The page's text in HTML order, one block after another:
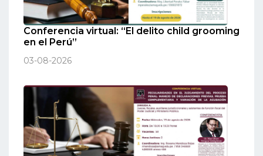
Conferencia virtual: “El delito child grooming
en el Perú”
03-08-2026